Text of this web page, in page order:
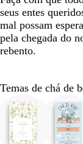
seus entes
mal possam
pela chegada do
rebento.
Temas de chá de
Diapositivos